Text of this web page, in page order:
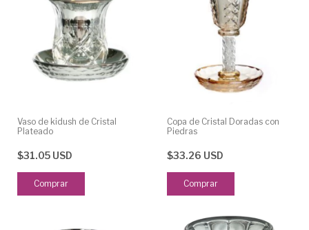
Vaso de kidush de Cristal
Plateado
$31.05 USD
Copa de Cristal Doradas con
Piedras
$33.26 USD